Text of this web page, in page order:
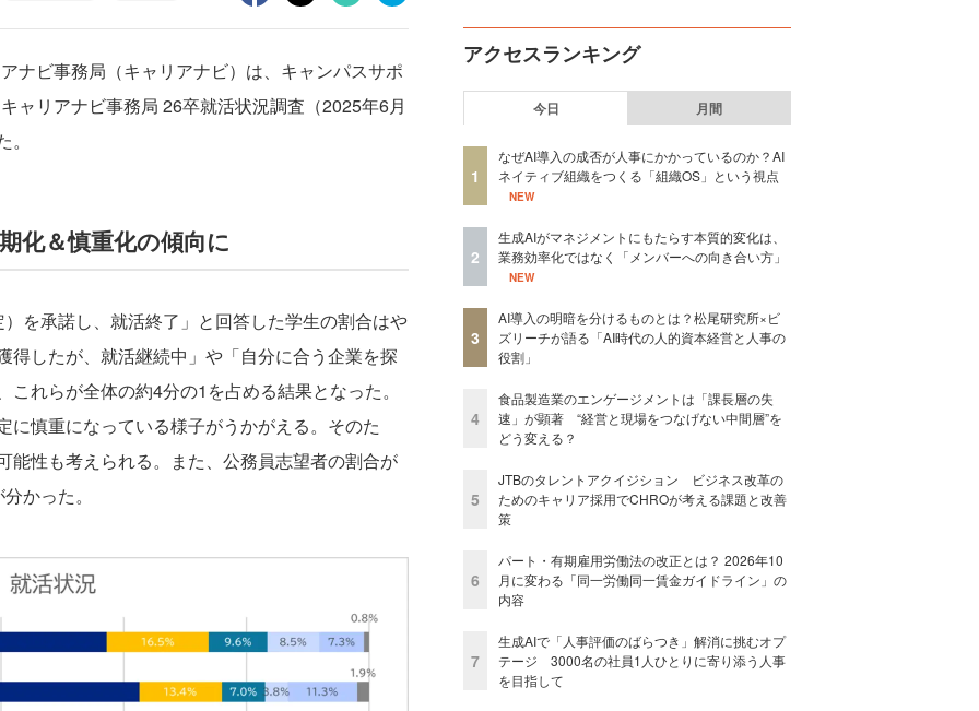
ビ事務局（キャリアナビ）は、キャンパスサポ
ャリアナビ事務局 26卒就活状況調査（2025年6月
化＆慎重化の傾向に
を承諾し、就活終了」と回答した学生の割合はや
得したが、就活継続中」や「自分に合う企業を探
れらが全体の約4分の1を占める結果となった。
に慎重になっている様子がうかがえる。そのた
能性も考えられる。また、公務員志望者の割合が
かった。
アクセスランキング
今日 月間
1
なぜAI導入の成否が人事にかかっているのか？AI
ネイティブ組織をつくる「組織OS」という視点
NEW
2
生成AIがマネジメントにもたらす本質的変化は、
業務効率化ではなく「メンバーへの向き合い方」
NEW
3
AI導入の明暗を分けるものとは？松尾研究所×ビ
ズリーチが語る「AI時代の人的資本経営と人事の
役割」
4
食品製造業のエンゲージメントは「課長層の失
速」が顕著 “経営と現場をつなげない中間層”を
どう変える？
5
JTBのタレントアクイジション ビジネス改革の
ためのキャリア採用でCHROが考える課題と改善
策
6
パート・有期雇用労働法の改正とは？ 2026年10
月に変わる「同一労働同一賃金ガイドライン」の
内容
7
生成AIで「人事評価のばらつき」解消に挑むオプ
テージ 3000名の社員1人ひとりに寄り添う人事
を目指して